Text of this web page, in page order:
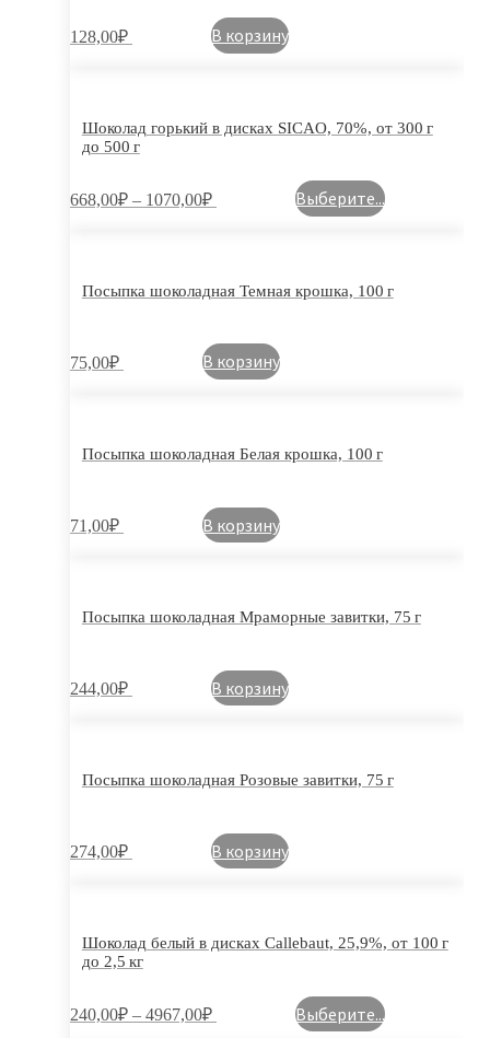
128,00₽ В корзину
Шоколад горький в дисках SICAO, 70%, от 300 г
до 500 г
668,00₽ – 1070,00₽ Выберите...
Посыпка шоколадная Темная крошка, 100 г
75,00₽ В корзину
Посыпка шоколадная Белая крошка, 100 г
71,00₽ В корзину
Посыпка шоколадная Мраморные завитки, 75 г
244,00₽ В корзину
Посыпка шоколадная Розовые завитки, 75 г
274,00₽ В корзину
Шоколад белый в дисках Callebaut, 25,9%, от 100 г
до 2,5 кг
240,00₽ – 4967,00₽ Выберите...